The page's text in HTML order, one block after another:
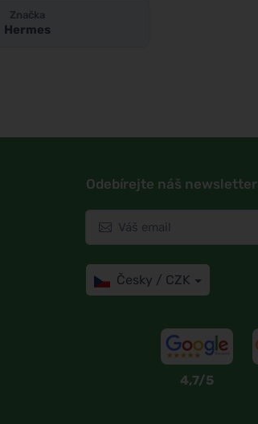
Značka
Hermes
Odebírejte náš newsletter
Česky / CZK
4,7/5